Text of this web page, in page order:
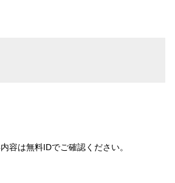
容は無料IDでご確認ください。